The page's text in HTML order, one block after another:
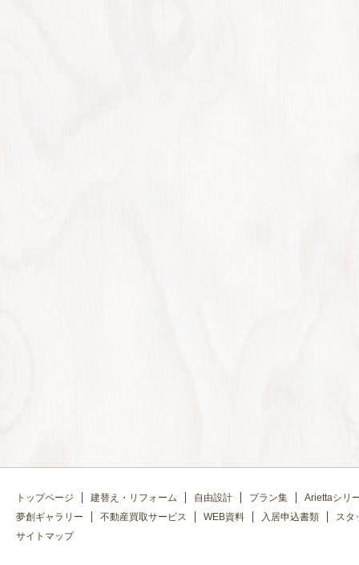
トップページ 建替え・リフォーム 自由設計 プラン集
Ariettaシリ
夢創ギャラリー
不動産買取サービス WEB資料 入居申込書類
スタ
サイトマップ